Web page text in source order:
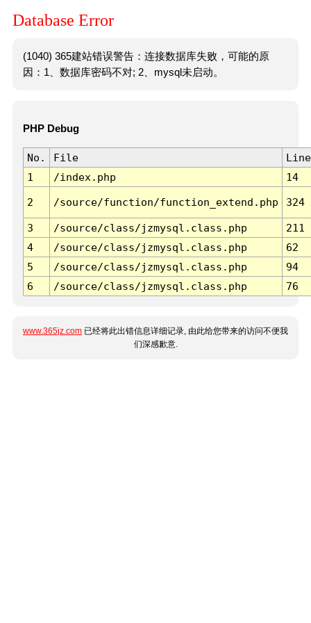
Database Error
(1040) 365建站错误警告：连接数据库失败，可能的原
因：1、数据库密码不对; 2、mysql未启动。
PHP Debug
No. File
Line
1
/index.php 14
2 /source/function/function_extend.php 324
3 /source/class/jzmysql.class.php
211
4
/source/class/jzmysql.class.php
62
5
/source/class/jzmysql.class.php
94
6
/source/class/jzmysql.class.php 76
www.365jz.com 已经将此出错信息详细记录, 由此给您带来的访问不便我
们深感歉意.